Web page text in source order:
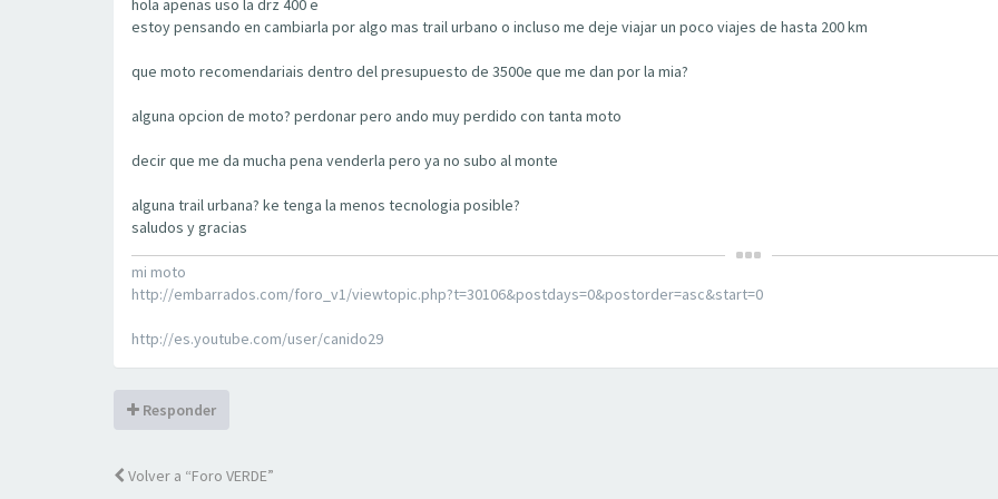
hola apenas uso la drz 400 e
estoy pensando en cambiarla por algo mas trail urbano o incluso me deje viajar un poco viajes de hasta 200 km
que moto recomendariais dentro del presupuesto de 3500e que me dan por la mia?
alguna opcion de moto? perdonar pero ando muy perdido con tanta moto
decir que me da mucha pena venderla pero ya no subo al monte
alguna trail urbana? ke tenga la menos tecnologia posible?
saludos y gracias
mi moto
http://embarrados.com/foro_v1/viewtopic.php?t=30106&postdays=0&postorder=asc&start=0
http://es.youtube.com/user/canido29
Responder
Volver a “Foro VERDE”